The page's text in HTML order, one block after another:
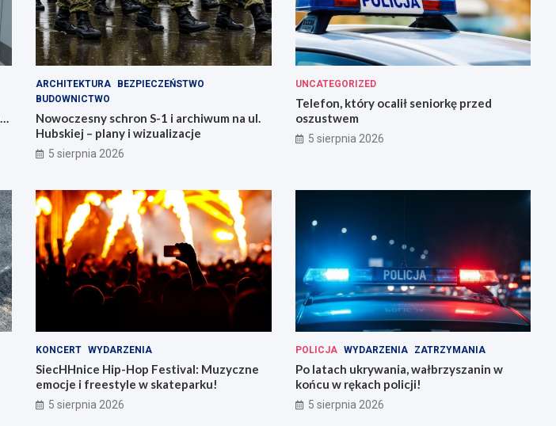
ARCHITEKTURA
BEZPIECZEŃSTWO
BUDOWNICTWO
Nowoczesny schron S-1 i archiwum na ul.
Hubskiej – plany i wizualizacje
5 sierpnia 2026
UNCATEGORIZED
Telefon, który ocalił seniorkę przed
oszustwem
5 sierpnia 2026
KONCERT WYDARZENIA
SiecHHnice Hip-Hop Festival: Muzyczne
emocje i freestyle w skateparku!
5 sierpnia 2026
POLICJA WYDARZENIA ZATRZYMANIA
Po latach ukrywania, wałbrzyszanin w
końcu w rękach policji!
5 sierpnia 2026